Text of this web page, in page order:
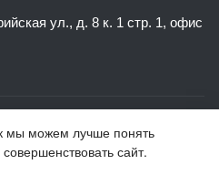
ул., д. 8 к. 1 стр. 1, офис
мы можем лучше понять
сайт.